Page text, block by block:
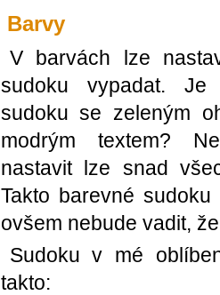
Barvy
V barvách lze
sudoku vypadat. Je
sudoku se zeleným
modrým textem?
nastavit lze snad
Takto barevné
ovšem nebude vadit,
Sudoku v mé
takto: